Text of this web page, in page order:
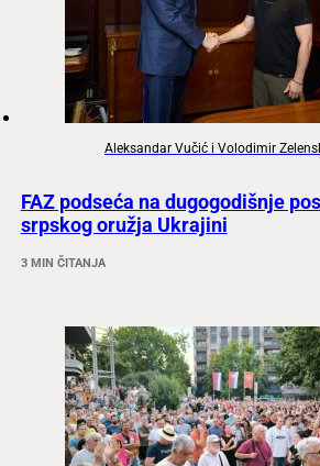
Aleksandar Vučić i Volodimir
FAZ podseća na dugogodišnje
srpskog oružja Ukrajini
3 MIN ČITANJA